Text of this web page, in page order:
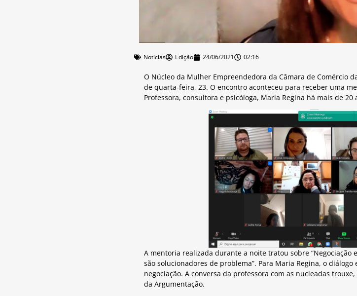
Notícias Edição 24/06/2021 02:16
O Núcleo da Mulher Empreendedora da Câmara de Comércio
de quarta-feira, 23. O encontro aconteceu para receber uma
Professora, consultora e psicóloga, Maria Regina há mais de
A mentoria realizada durante a noite tratou sobre “Negociação
são solucionadores de problema”. Para Maria Regina, o
negociação. A conversa da professora com as nucleadas
da Argumentação.